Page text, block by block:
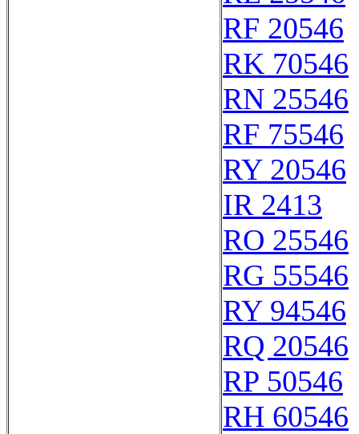
RF 20546
RK 70546
RN 25546
RF 75546
RY 20546
IR 2413
RO 25546
RG 55546
RY 94546
RQ 20546
RP 50546
RH 60546